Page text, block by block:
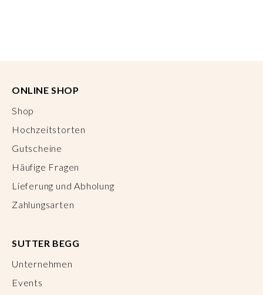
ONLINE SHOP
Shop
Hochzeitstorten
Gutscheine
Häufige Fragen
Lieferung und Abholung
Zahlungsarten
SUTTER BEGG
Unternehmen
Events